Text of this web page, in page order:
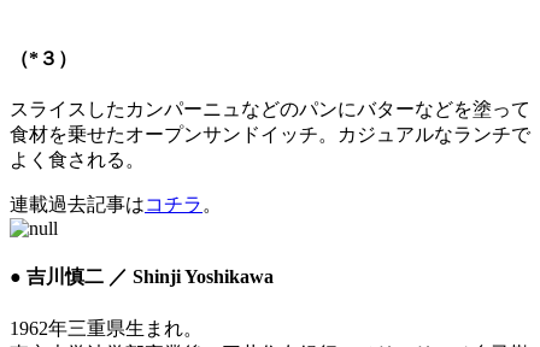
（*３）
スライスしたカンパーニュなどのパンにバターなどを塗って
食材を乗せたオープンサンドイッチ。カジュアルなランチで
よく食される。
連載過去記事はコチラ 。
● 吉川慎二 ／ Shinji Yoshikawa
1962年三重県生まれ。